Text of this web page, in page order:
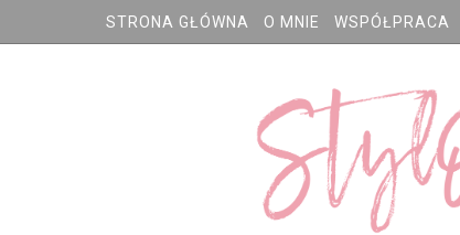
STRONA GŁÓWNA O MNIE WSPÓŁPRACA